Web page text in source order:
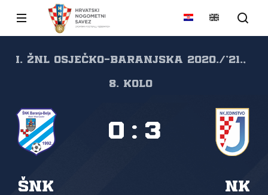
I. ŽNL Osječko-baranjska 2020./'21.,
8. kolo
ŠNK
NK
0 : 3